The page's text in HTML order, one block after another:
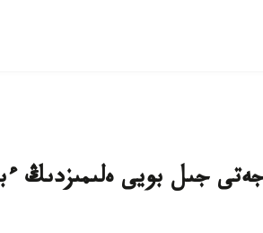
جىل بويى ەلىمىزدىڭ